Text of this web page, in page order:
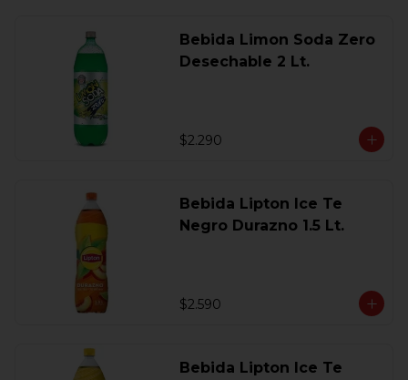
Bebida Limon Soda Zero
Desechable 2 Lt.
$2.290
Bebida Lipton Ice Te
Negro Durazno 1.5 Lt.
$2.590
Bebida Lipton Ice Te